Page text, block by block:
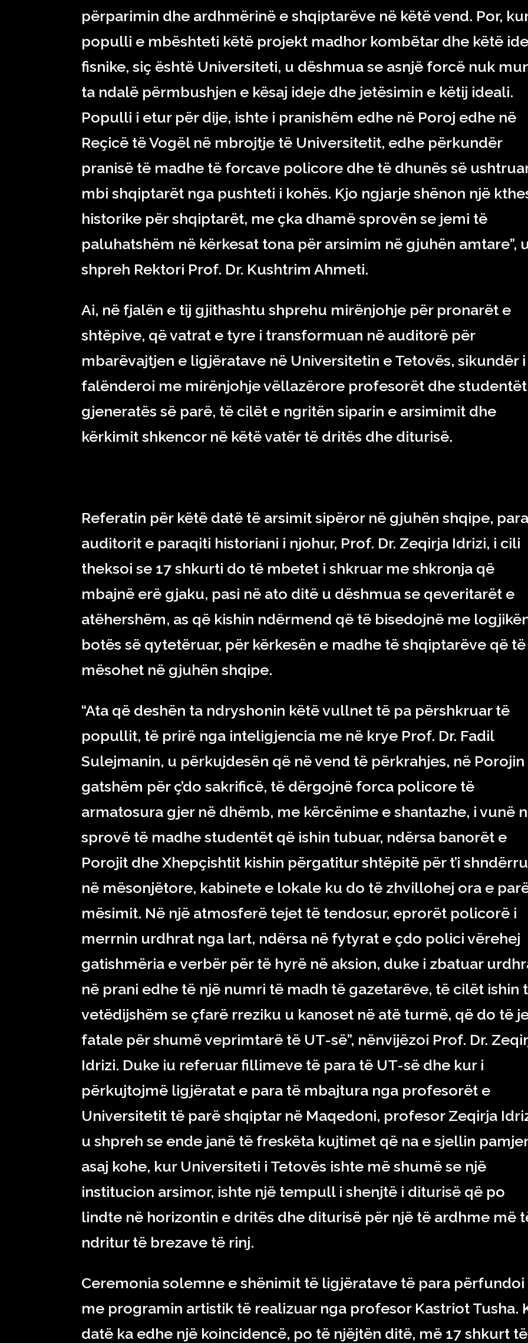
përparimin dhe ardhmërinë e shqiptarëve në këtë vend. Por,
populli e mbështeti këtë projekt madhor kombëtar dhe këtë ide
fisnike, siç është Universiteti, u dëshmua se asnjë forcë nuk
ta ndalë përmbushjen e kësaj ideje dhe jetësimin e këtij ideali.
Populli i etur për dije, ishte i pranishëm edhe në Poroj edhe në
Reçicë të Vogël në mbrojtje të Universitetit, edhe përkundër
pranisë të madhe të forcave policore dhe të dhunës së
mbi shqiptarët nga pushteti i kohës. Kjo ngjarje shënon një
historike për shqiptarët, me çka dhamë sprovën se jemi të
paluhatshëm në kërkesat tona për arsimim në gjuhën amtare”,
shpreh Rektori Prof. Dr. Kushtrim Ahmeti.
Ai, në fjalën e tij gjithashtu shprehu mirënjohje për pronarët e
shtëpive, që vatrat e tyre i transformuan në auditorë për
mbarëvajtjen e ligjëratave në Universitetin e Tetovës, sikundër i
falënderoi me mirënjohje vëllazërore profesorët dhe
gjeneratës së parë, të cilët e ngritën siparin e arsimimit dhe
kërkimit shkencor në këtë vatër të dritës dhe diturisë.
Referatin për këtë datë të arsimit sipëror në gjuhën shqipe, para
auditorit e paraqiti historiani i njohur, Prof. Dr. Zeqirja Idrizi, i cili
theksoi se 17 shkurti do të mbetet i shkruar me shkronja që
mbajnë erë gjaku, pasi në ato ditë u dëshmua se qeveritarët e
atëhershëm, as që kishin ndërmend që të bisedojnë me
botës së qytetëruar, për kërkesën e madhe të shqiptarëve që të
mësohet në gjuhën shqipe.
“Ata që deshën ta ndryshonin këtë vullnet të pa përshkruar të
popullit, të prirë nga inteligjencia me në krye Prof. Dr. Fadil
Sulejmanin, u përkujdesën që në vend të përkrahjes, në Porojin
gatshëm për ç’do sakrificë, të dërgojnë forca policore të
armatosura gjer në dhëmb, me kërcënime e shantazhe, i vunë
sprovë të madhe studentët që ishin tubuar, ndërsa banorët e
Porojit dhe Xhepçishtit kishin përgatitur shtëpitë për t’i
në mësonjëtore, kabinete e lokale ku do të zhvillohej ora e
mësimit. Në një atmosferë tejet të tendosur, eprorët policorë i
merrnin urdhrat nga lart, ndërsa në fytyrat e çdo polici vërehej
gatishmëria e verbër për të hyrë në aksion, duke i zbatuar
në prani edhe të një numri të madh të gazetarëve, të cilët ishin
vetëdijshëm se çfarë rreziku u kanoset në atë turmë, që do të
fatale për shumë veprimtarë të UT-së”, nënvijëzoi Prof. Dr.
Idrizi. Duke iu referuar fillimeve të para të UT-së dhe kur i
përkujtojmë ligjëratat e para të mbajtura nga profesorët e
Universitetit të parë shqiptar në Maqedoni, profesor Zeqirja
u shpreh se ende janë të freskëta kujtimet që na e sjellin
asaj kohe, kur Universiteti i Tetovës ishte më shumë se një
institucion arsimor, ishte një tempull i shenjtë i diturisë që po
lindte në horizontin e dritës dhe diturisë për një të ardhme më
ndritur të brezave të rinj.
Ceremonia solemne e shënimit të ligjëratave të para përfundoi
me programin artistik të realizuar nga profesor Kastriot Tusha.
datë ka edhe një koincidencë, po të njëjtën ditë, më 17 shkurt të